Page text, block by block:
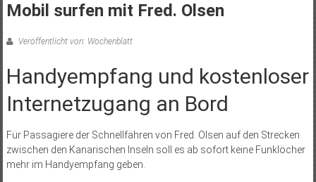
Mobil surfen mit Fred. Olsen
Veröffentlicht von: Wochenblatt
Handyempfang und kostenloser
Internetzugang an Bord
Für Passagiere der Schnellfähren von Fred. Olsen auf den Strecken
zwischen den Kanarischen Inseln soll es ab sofort keine Funklöcher
mehr im Handyempfang geben.